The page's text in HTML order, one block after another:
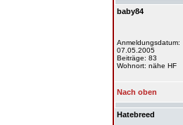
baby84
Anmeldungsdatum:
07.05.2005
Beiträge: 83
Wohnort: nähe HF
Nach oben
Hatebreed